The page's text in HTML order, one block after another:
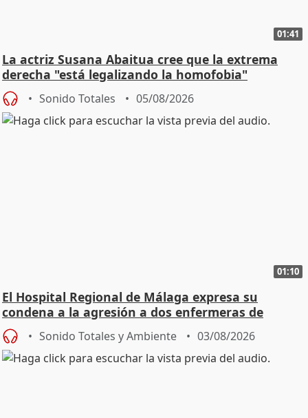
01:41
La actriz Susana Abaitua cree que la extrema
derecha "está legalizando la homofobia"
Sonido Totales 05/08/2026
01:10
El Hospital Regional de Málaga expresa su
condena a la agresión a dos enfermeras de
Urgencias
Sonido Totales y Ambiente 03/08/2026